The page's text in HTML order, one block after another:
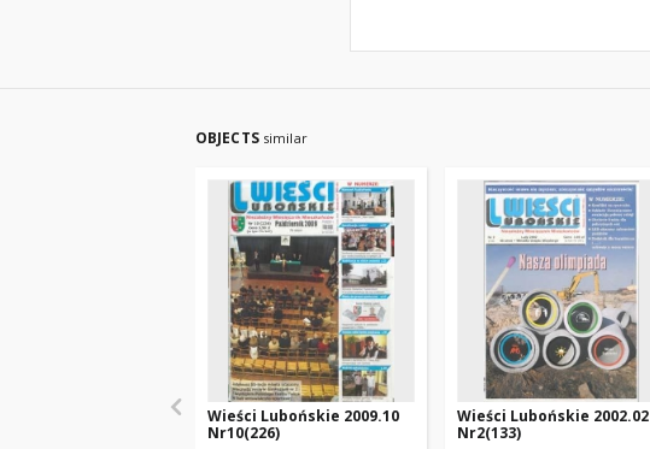
OBJECTS similar
Wieści Lubońskie 2009.10
Nr10(226)
Wieści Lubońskie 2002.02
Nr2(133)